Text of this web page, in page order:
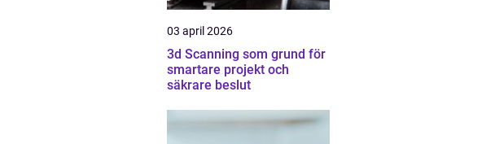
03 april 2026
3d Scanning som grund för
smartare projekt och
säkrare beslut